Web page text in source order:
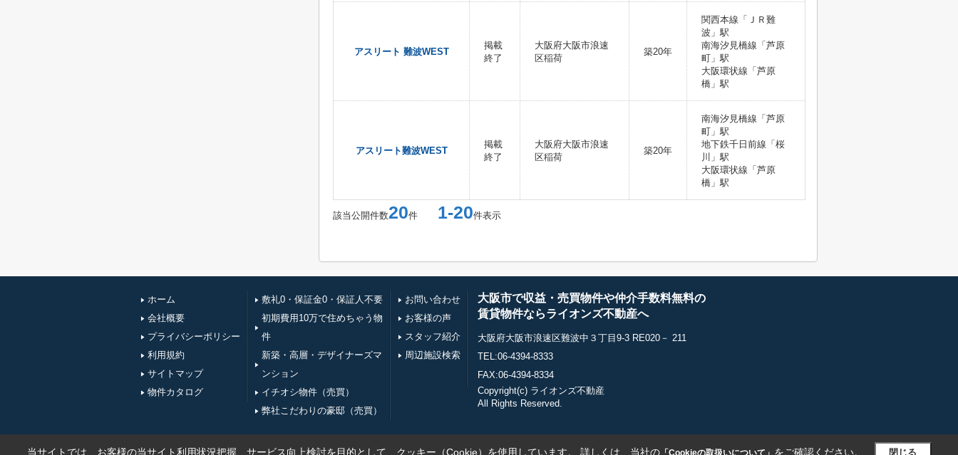
アスリート 難波WEST
掲載
終了
大阪府大阪市浪速
区稲荷
築20年
関西本線「ＪＲ難
波」駅
南海汐見橋線「芦原
町」駅
大阪環状線「芦原
橋」駅
アスリート難波WEST
掲載
終了
大阪府大阪市浪速
区稲荷
築20年
南海汐見橋線「芦原
町」駅
地下鉄千日前線「桜
川」駅
大阪環状線「芦原
橋」駅
該当公開件数20件 1-20件表示
ホーム
会社概要
プライバシーポリシー
利用規約
サイトマップ
物件カタログ
敷礼0・保証金0・保証人不要
初期費用10万で住めちゃう物
件
新築・高層・デザイナーズマ
ンション
イチオシ物件（売買）
弊社こだわりの豪邸（売買）
お問い合わせ
お客様の声
スタッフ紹介
周辺施設検索
大阪市で収益・売買物件や仲介手数料無料の
賃貸物件ならライオンズ不動産へ
大阪府大阪市浪速区難波中３丁目9-3 RE020－ 211
TEL:06-4394-8333
FAX:06-4394-8334
Copyright(c) ライオンズ不動産
All Rights Reserved.
当サイトでは、お客様の当サイト利用状況把握、サービス向上検討を目的として、クッキー（Cookie）を使用しています。 詳しくは、当社の「Cookieの取扱いについて」 をご確認ください。 閉じる